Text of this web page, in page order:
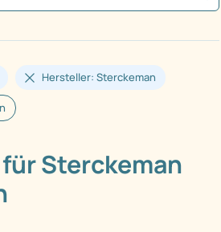
Hersteller: Sterckeman
Sterckeman